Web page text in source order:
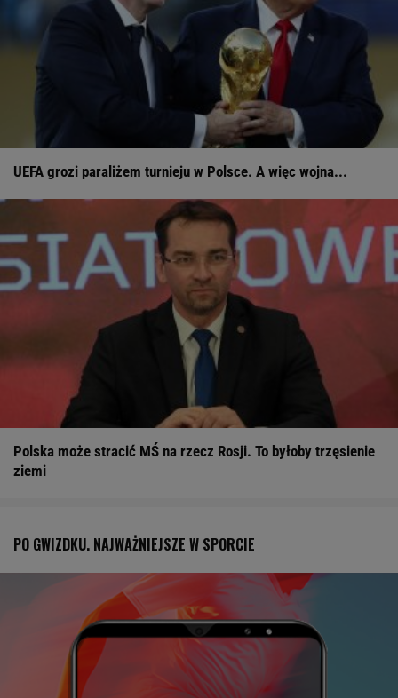
UEFA grozi paraliżem turnieju w Polsce. A więc wojna...
Polska może stracić MŚ na rzecz Rosji. To byłoby trzęsienie
ziemi